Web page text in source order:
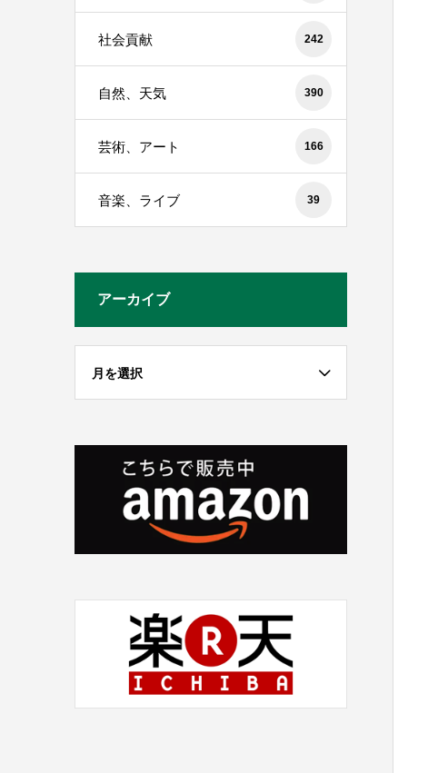
社会貢献 242
自然、天気 390
芸術、アート 166
音楽、ライブ 39
アーカイブ
月を選択